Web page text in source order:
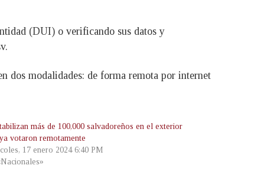
(DUI) o verificando sus datos y
dos modalidades: de forma remota por internet
más de 100,000 salvadoreños en el exterior
votaron remotamente
17 enero 2024 6:40 PM